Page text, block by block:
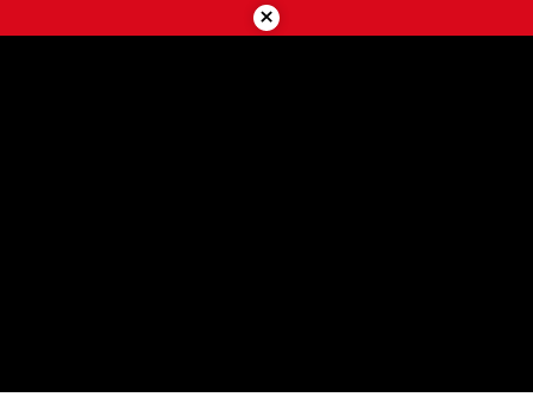
to
×